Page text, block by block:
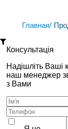
Главная/
Консультація
Надішліть Ваші
наш менеджер
з Вами